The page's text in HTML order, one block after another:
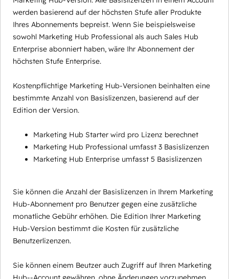
werden basierend auf der höchsten Stufe aller Produkte
Ihres Abonnements bepreist. Wenn Sie beispielsweise
sowohl Marketing Hub Professional als auch Sales Hub
Enterprise abonniert haben, wäre Ihr Abonnement der
höchsten Stufe Enterprise.
Kostenpflichtige Marketing Hub-Versionen beinhalten eine
bestimmte Anzahl von Basislizenzen, basierend auf der
Edition der Version.
Marketing Hub Starter wird pro Lizenz berechnet
Marketing Hub Professional umfasst 3 Basislizenzen
Marketing Hub Enterprise umfasst 5 Basislizenzen
Sie können die Anzahl der Basislizenzen in Ihrem Marketing
Hub-Abonnement pro Benutzer gegen eine zusätzliche
monatliche Gebühr erhöhen. Die Edition Ihrer Marketing
Hub-Version bestimmt die Kosten für zusätzliche
Benutzerlizenzen.
Sie können einem Beutzer auch Zugriff auf Ihren Marketing